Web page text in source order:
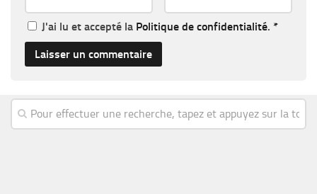
J'ai lu et accepté la Politique de confidentialité. *